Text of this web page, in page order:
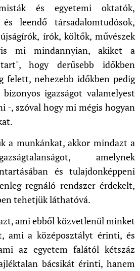
és egyetemi oktatók,
és leendő társadalomtudósok,
írók, költők, művészek
mi mindannyian, akiket a
hogy derűsebb időkben
felett, nehezebb időkben pedig
igazságot valamelyest
-, szóval hogy mi mégis hogyan
a munkánkat, akkor mindazt a
amelynek
és tulajdonképpeni
regnáló rendszer érdekelt,
tehetjük láthatóvá.
ami ebből közvetlenül minket
ami a középosztályt érinti, és
az egyetem falától kétszáz
bácsikát érinti, hanem